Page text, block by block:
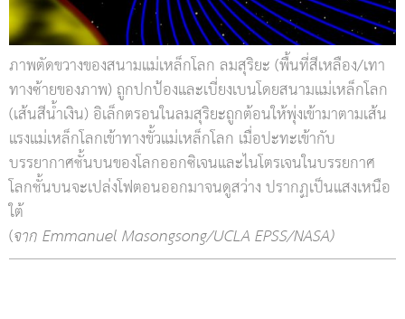
ภาพตัดขวางของสนามแม่เหล็กโลก ลมสุริยะ (พื้นที่สีเหลือง/เทา
ทางซ้ายของภาพ) ถูกปกป้องและเบี่ยงเบนโดยสนามแม่เหล็กโลก
(เส้นสีน้ำเงิน) อิเล็กตรอนในลมสุริยะถูกต้อนให้พุ่งเข้ามาตามเส้น
แรงแม่เหล็กโลกเข้าทางขั้วแม่เหล็กโลก เมื่อปะทะเข้ากับ
บรรยากาศชั้นบนของโลกออกซิเจนและไนโตรเจนในบรรยกาศ
โลกชั้นบนจะเปล่งโฟตอนออกมาจนดูสว่าง ปรากฏเป็นแสงเหนือ
ใต้
(จาก Emmanuel Masongsong/UCLA EPSS/NASA)